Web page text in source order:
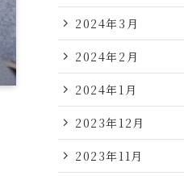
2024年3月
2024年2月
2024年1月
2023年12月
2023年11月